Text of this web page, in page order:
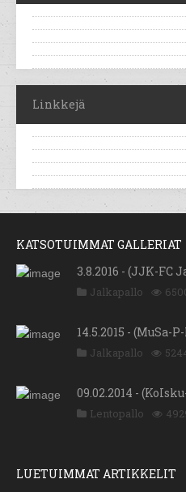
Linkkejä
KATSOTUIMMAT GALLERIAT
3.8.2016 - (JJK-FC
Jalkapallo
14.5.2015 - (MuSa-
Jalkapallo
09.02.2014 -
Lentopallo
LUETUIMMAT ARTIKKELIT